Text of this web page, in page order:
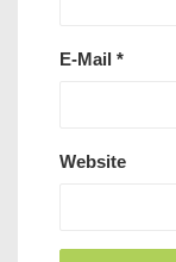
E-Mail *
Website